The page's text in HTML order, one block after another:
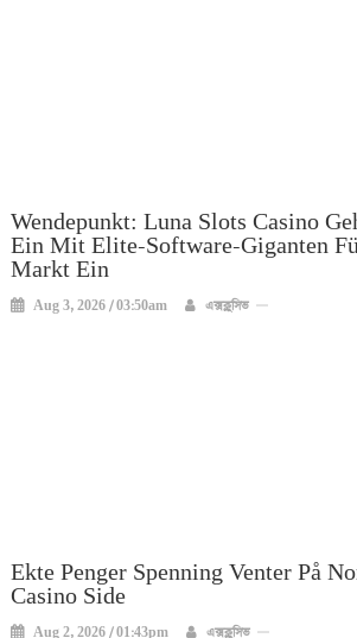
Wendepunkt: Luna Slots Casino
Ein Mit Elite-Software-Giganten
Markt Ein
Aug 3, 2026 / 03:50am এক্সক্লুসিভ
Ekte Penger Spenning Venter På
Casino Side
Aug 2, 2026 / 01:43pm এক্সক্লুসিভ